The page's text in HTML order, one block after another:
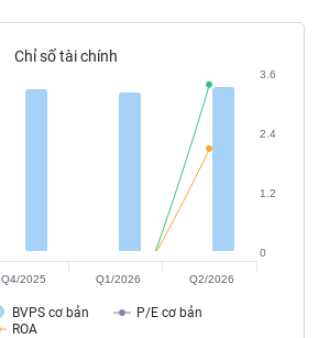
Chỉ số tài chính
BVPS cơ bản
P/E cơ bản
ROA
0
1.2
2.4
3.6
Q4/2025 Q1/2026 Q2/2026